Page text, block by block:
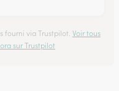
fourni via Trustpilot. Voir tous
sur Trustpilot